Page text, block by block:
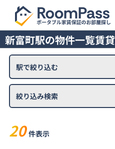
新富町駅の物件一覧賃貸
駅で絞り込む
絞り込み検索
20 件表示